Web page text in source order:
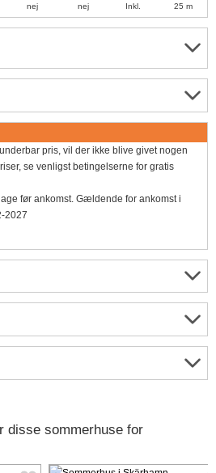
nej nej Inkl. 25 m
pris, vil der ikke blive givet nogen
se venligst betingelserne for gratis
før ankomst. Gældende for ankomst i
2027
disse sommerhuse for